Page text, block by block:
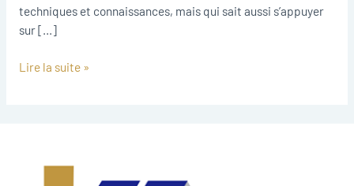
techniques et connaissances, mais qui sait aussi s’appuyer
sur […]
Lire la suite »